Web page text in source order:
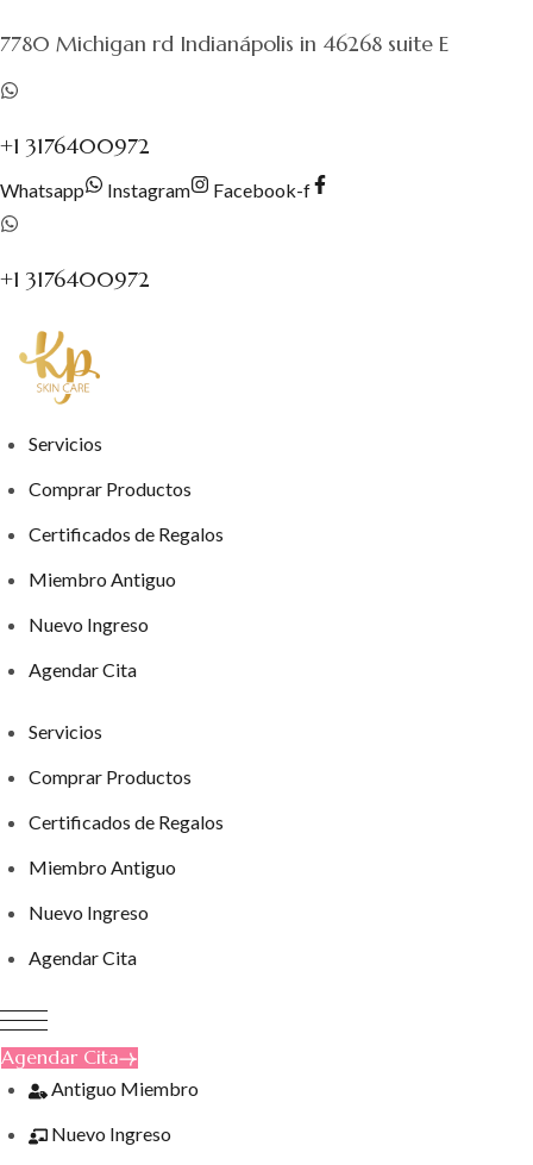
contenido
7780 Michigan rd Indianápolis in 46268 suite E
+1 3176400972
Whatsapp Instagram Facebook-f
+1 3176400972
Servicios
Comprar Productos
Certificados de Regalos
Miembro Antiguo
Nuevo Ingreso
Agendar Cita
Servicios
Comprar Productos
Certificados de Regalos
Miembro Antiguo
Nuevo Ingreso
Agendar Cita
Agendar Cita
Antiguo Miembro
Nuevo Ingreso